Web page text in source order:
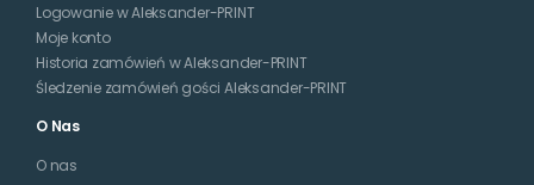
Logowanie w Aleksander-PRINT
Moje konto
Historia zamówień w Aleksander-PRINT
Śledzenie zamówień gości Aleksander-PRINT
O Nas
O nas